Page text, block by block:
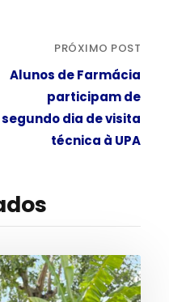
PRÓXIMO POST
Alunos de Farmácia
participam de
segundo dia de visita
técnica à UPA